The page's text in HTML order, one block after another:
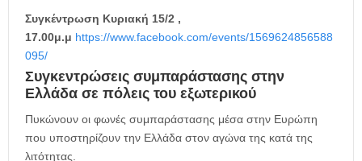
Συγκέντρωση Kυριακή 15/2 ,
17.00μ.μ https://www.facebook.com/events/1569624856588
095/
Συγκεντρώσεις συμπαράστασης στην
Ελλάδα σε πόλεις του εξωτερικού
Πυκώνουν οι φωνές συμπαράστασης μέσα στην Ευρώπη
που υποστηρίζουν την Ελλάδα στον αγώνα της κατά της
λιτότητας.